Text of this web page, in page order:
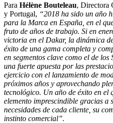
Para Hélène Bouteleau, Directora
y Portugal, “2018 ha sido un año
para la Marca en España, en el
fruto de años de trabajo. Si en
victoria en el Dakar, la dinámica
éxito de una gama completa y
en segmentos clave como el de los
una fuerte apuesta por las
ejercicio con el lanzamiento de
próximos años y aprovechando
tecnológico. Un año de éxito en el
elemento imprescindible gracias a
necesidades de cada cliente, su
instinto comercial”.